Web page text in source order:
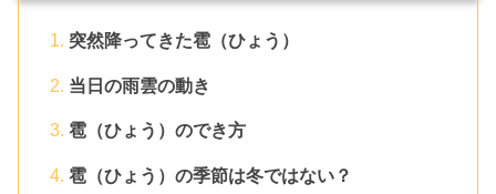
突然降ってきた雹（ひょう）
当日の雨雲の動き
雹（ひょう）のでき方
雹（ひょう）の季節は冬ではない？